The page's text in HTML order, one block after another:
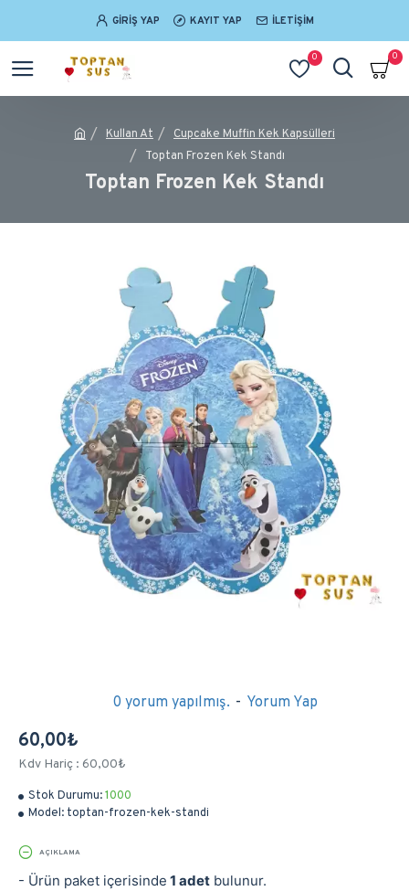
GIRIŞ YAP KAYIT YAP İLETIŞIM
0 0
Kullan At
Cupcake Muffin Kek Kapsülleri
Toptan Frozen Kek Standı
Toptan Frozen Kek Standı
Stok Durumu:1000
Model: toptan-frozen-kek-standi
0 yorum yapılmış. - Yorum Yap
60,00₺
Kdv Hariç : 60,00₺
AÇIKLAMA
- Ürün paket içerisinde 1 adet bulunur.